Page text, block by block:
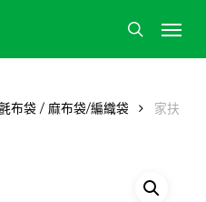
search
布袋 / 麻布袋/編織袋
家扶